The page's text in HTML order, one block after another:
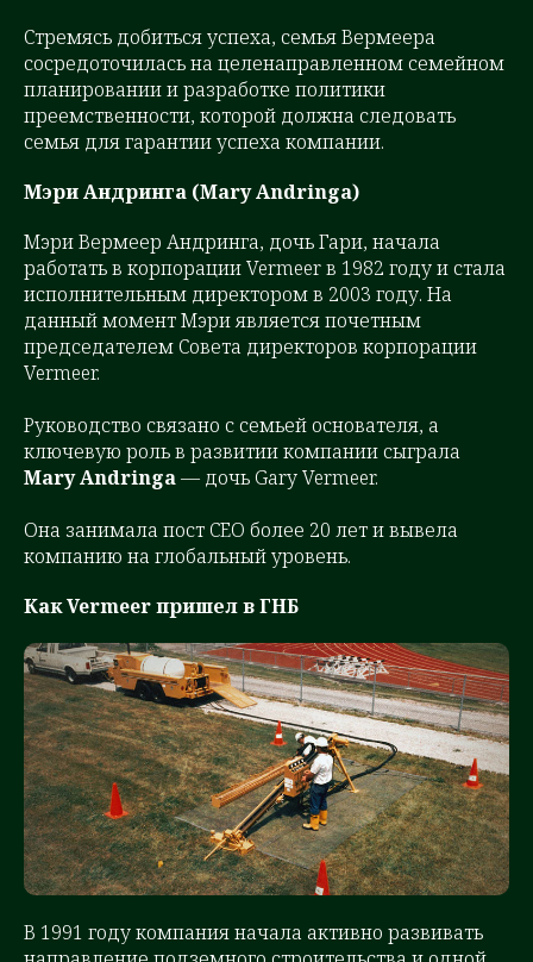
Стремясь добиться успеха, семья Вермеера
сосредоточилась на целенаправленном семейном
планировании и разработке политики
преемственности, которой должна следовать
семья для гарантии успеха компании.
Мэри Андринга (Mary Andringa)
Мэри Вермеер Андринга, дочь Гари, начала
работать в корпорации Vermeer в 1982 году и стала
исполнительным директором в 2003 году. На
данный момент Мэри является почетным
председателем Совета директоров корпорации
Vermeer.
Руководство связано с семьей основателя, а
ключевую роль в развитии компании сыграла
Mary Andringa— дочь Gary Vermeer.
Она занимала пост CEO более 20 лет и вывела
компанию на глобальный уровень.
Как Vermeer пришел в ГНБ
В 1991 году компания начала активно развивать